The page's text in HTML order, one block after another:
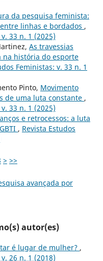
da pesquisa feminista:
linhas e bordados ,
33 n. 1 (2025)
As travessias
na história do esporte
Feministas: v. 33 n. 1
Pinto, Movimento
de uma luta constante ,
33 n. 1 (2025)
e retrocessos: a luta
, Revista Estudos
> >>
avançada por
autor(es)
é lugar de mulher? ,
26 n. 1 (2018)